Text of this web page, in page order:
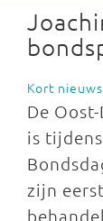
Kort nieuws
De
is
zijn